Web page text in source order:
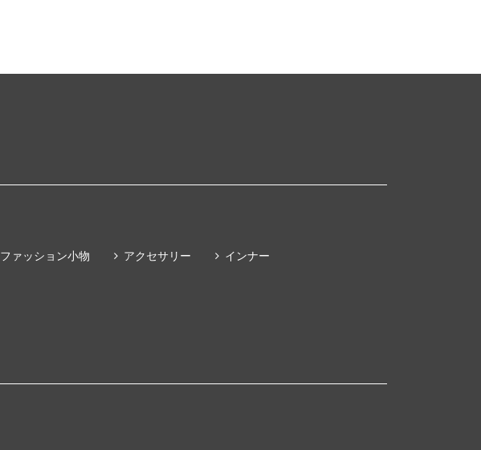
ファッション小物 アクセサリー
インナー